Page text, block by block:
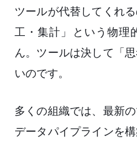
ツールが代替してくれ
工・集計」という物理
ん。ツールは決して「
いのです。
多くの組織では、最新
データパイプラインを